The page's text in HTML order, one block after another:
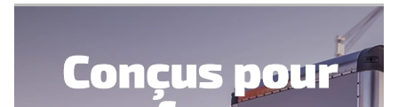
ÉQUIPEMENT
SERVICE MÉCANIQUE